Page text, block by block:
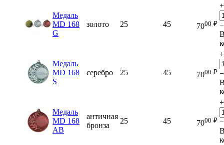
Медаль
MD 168
G
золото 25 45 7000 ₽
+
−
Медаль
MD 168
S
серебро 25 45 7000 ₽
+
−
Медаль
MD 168
AB
античная
бронза
25 45 7000 ₽
+
−